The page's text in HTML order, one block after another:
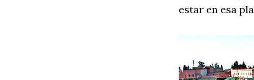
estar en esa